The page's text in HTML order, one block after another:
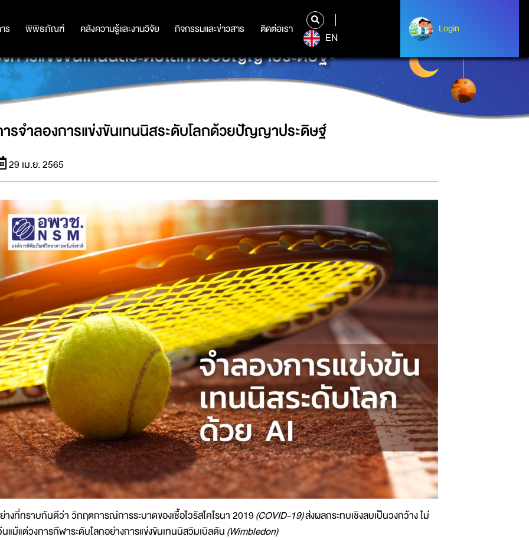
ร พิพิธภัณฑ์ คลังความรู้และงานวิจัย กิจกรรมและข่าวสาร ติดต่อเรา
ร พิพิธภัณฑ์ คลังความรู้และงานวิจัย กิจกรรมและข่าวสาร ติดต่อเรา
EN
Login
Login
การแข่งขันเทนนิสระดับโลกด้วยปัญญาประดิษฐ์
รจำลองการแข่งขันเทนนิสระดับโลกด้วยปัญญาประดิษฐ์
29 เม.ย. 2565
างที่ทราบกันดีว่า วิกฤตการณ์การระบาดของเชื้อไวรัสโคโรนา 2019(COVID-19)ส่งผลกระทบเชิงลบเป็นวงกว้าง ไม่
นแม้แต่วงการกีฬาระดับโลกอย่างการแข่งขันเทนนิสวิมเบิลดัน(Wimbledon)